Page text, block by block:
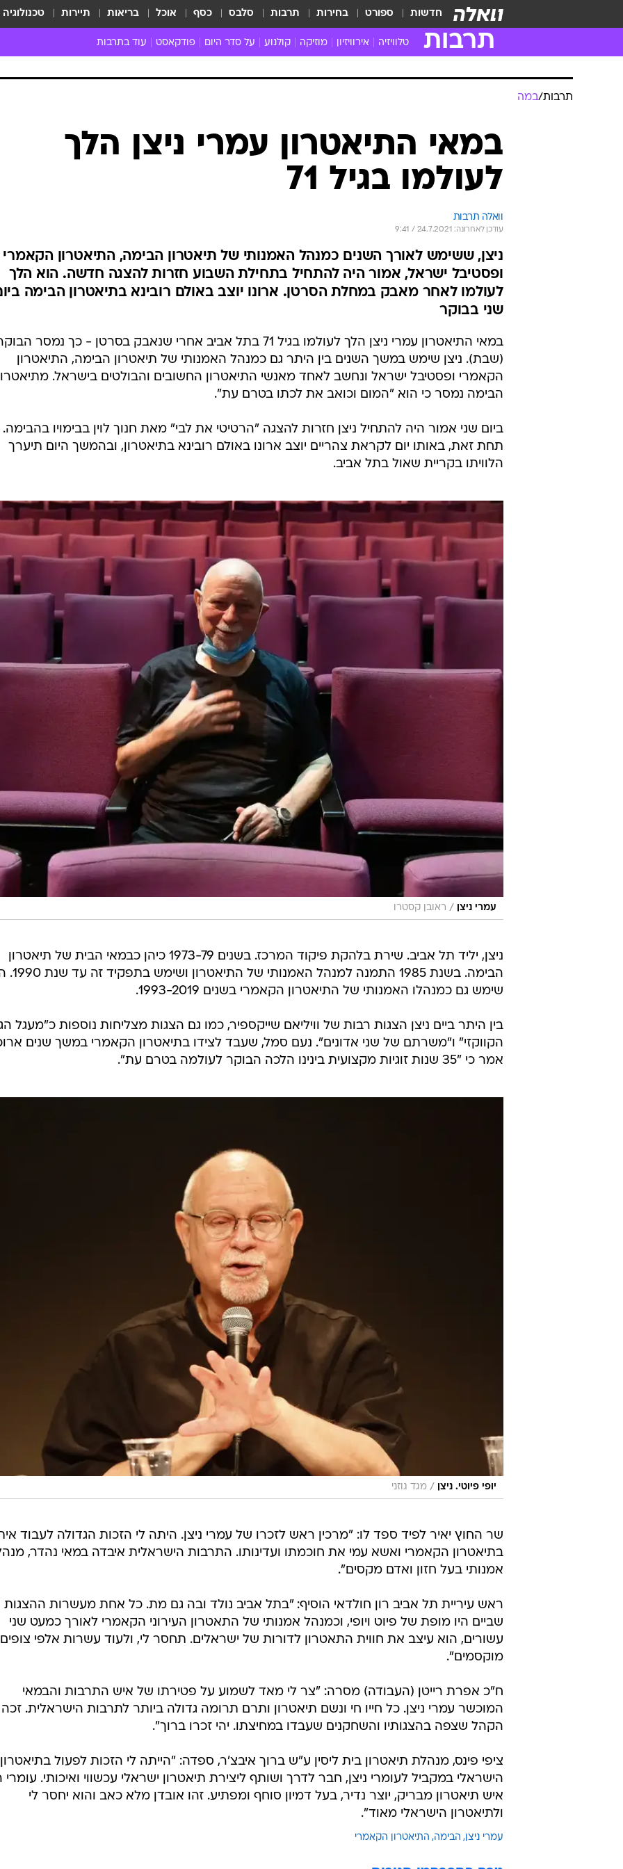
חדשות ספורט בחירות תרבות סלבס כסף אוכל בריאות תיירות טכנולוגיה
תרבות טלוויזיה
טלוויזיה מחו"ל
סדרות מומלצות
האח הגדול
אירוויזיון מוזיקה
קורדרוי
קליפים וסינגלים
הופעות חיות
קולנוע על סדר היום פודקאסט עוד בתרבות
הופעות חיות
תרבות/במה
במאי התיאטרון עמרי ניצן הלך
לעולמו בגיל 71
וואלה תרבות
עודכן לאחרונה: 24.7.2021 / 9:41
ניצן, ששימש לאורך השנים כמנהל האמנותי של תיאטרון הבימה, התיאטרון הקאמרי
ופסטיבל ישראל, אמור היה להתחיל בתחילת השבוע חזרות להצגה חדשה. הוא הלך
לעולמו לאחר מאבק במחלת הסרטן. ארונו יוצב באולם רובינא בתיאטרון הבימה
שני בבוקר
במאי התיאטרון עמרי ניצן הלך לעולמו בגיל 71 בתל אביב אחרי שנאבק בסרטן - כך נמסר
(שבת). ניצן שימש במשך השנים בין היתר גם כמנהל האמנותי של תיאטרון הבימה, התיאטרון
הקאמרי ופסטיבל ישראל ונחשב לאחד מאנשי התיאטרון החשובים והבולטים בישראל.
הבימה נמסר כי הוא "המום וכואב את לכתו בטרם עת".
ביום שני אמור היה להתחיל ניצן חזרות להצגה "הרטיטי את לבי" מאת חנוך לוין בבימויו בהבימה.
תחת זאת, באותו יום לקראת צהריים יוצב ארונו באולם רובינא בתיאטרון, ובהמשך היום תיערך
הלוויתו בקריית שאול בתל אביב.
עמרי ניצן / ראובן קסטרו
ניצן, יליד תל אביב. שירת בלהקת פיקוד המרכז. בשנים 1973-79 כיהן כבמאי הבית של תיאטרון
הבימה. בשנת 1985 התמנה למנהל
שימש גם כמנהלו האמנותי של התיאטרון הקאמרי בשנים 1993-2019.
בין היתר ביים ניצן הצגות רבות של וויליאם שייקספיר, כמו גם הצגות מצליחות נוספות כ"מעגל
הקווקזי" ו"משרתם של שני אדונים". נעם סמל, שעבד לצידו בתיאטרון הקאמרי במשך שנים
אמר כי "35 שנות זוגיות מקצועית בינינו הלכה הבוקר לעולמה בטרם עת".
יופי פיוטי. ניצן / מגד גוזני
שר החוץ יאיר לפיד ספד לו: "מרכין ראש לזכרו של עמרי ניצן. היתה לי הזכות הגדולה לעבוד
בתיאטרון הקאמרי ואשא עמי את חוכמתו ועדינותו. התרבות הישראלית איבדה במאי נהדר,
אמנותי בעל חזון ואדם מקסים".
ראש עיריית תל אביב רון חולדאי הוסיף: "בתל אביב נולד ובה גם מת. כל אחת מעשרות ההצגות
שביים היו מופת של פיוט ויופי, וכמנהל אמנותי של התאטרון העירוני הקאמרי לאורך כמעט שני
עשורים, הוא עיצב את חווית התאטרון לדורות של ישראלים. תחסר לי, ולעוד עשרות אלפי צופים
מוקסמים".
ח"כ אפרת רייטן (העבודה) מסרה: "צר לי מאד לשמוע על פטירתו של איש התרבות והבמאי
המוכשר עמרי ניצן. כל חייו חי ונשם תיאטרון ותרם תרומה גדולה ביותר לתרבות הישראלית. זכה
הקהל שצפה בהצגותיו והשחקנים שעבדו במחיצתו. יהי זכרו ברוך".
ציפי פינס, מנהלת תיאטרון בית ליסין ע"ש ברוך איבצ'ר, ספדה: "הייתה לי הזכות לפעול בתיאטרון
הישראלי במקביל לעומרי ניצן, חבר לדרך ושותף ליצירת תיאטרון ישראלי עכשווי ואיכותי. עומרי
איש תיאטרון מבריק, יוצר נדיר, בעל דמיון סוחף ומפתיע. זהו אובדן מלא כאב והוא יחסר לי
ולתיאטרון הישראלי מאוד".
עמרי ניצן הבימה התיאטרון הקאמרי